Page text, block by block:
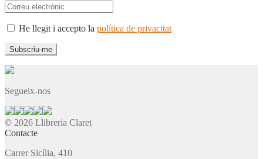
He llegit i accepto la política de privacitat
Segueix-nos
© 2026 Llibreria Claret
Contacte
Carrer Sicília, 410